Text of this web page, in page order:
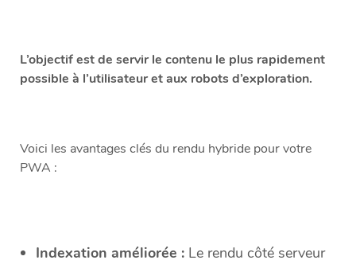
L’objectif est de servir le contenu le plus rapidement
possible à l’utilisateur et aux robots d’exploration.
Voici les avantages clés du rendu hybride pour votre
PWA :
Indexation améliorée : Le rendu côté serveur